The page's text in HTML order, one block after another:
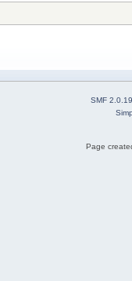
SMF 2.0.19
Page